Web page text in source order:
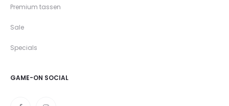
Premium tassen
Sale
Specials
GAME-ON SOCIAL